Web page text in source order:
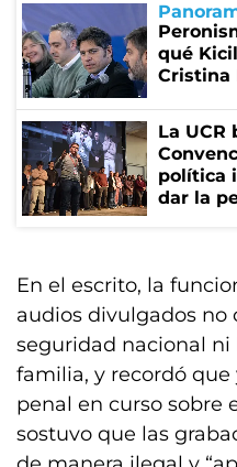
qué
Cristina
La UCR
política
dar la
En el escrito, la
audios divulgados no
seguridad nacional
familia, y recordó que
penal en curso sobre
sostuvo que las